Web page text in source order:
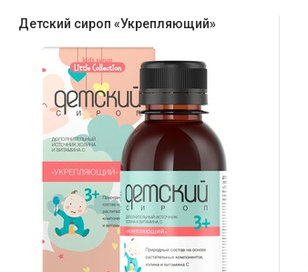
Детский сироп «Укрепляющий»